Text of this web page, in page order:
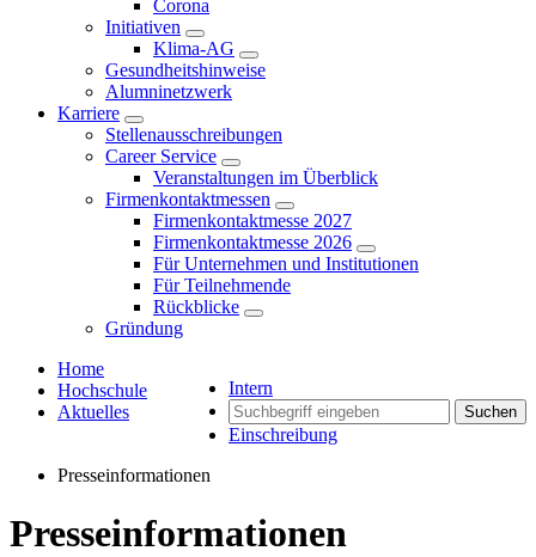
Corona
Initiativen
Klima-AG
Gesundheitshinweise
Alumninetzwerk
Karriere
Stellenausschreibungen
Career Service
Veranstaltungen im Überblick
Firmenkontaktmessen
Firmenkontaktmesse 2027
Firmenkontaktmesse 2026
Für Unternehmen und Institutionen
Für Teilnehmende
Rückblicke
Gründung
Intern
Suchen
Einschreibung
Home
Hochschule
Aktuelles
Presseinformationen
Presseinformationen